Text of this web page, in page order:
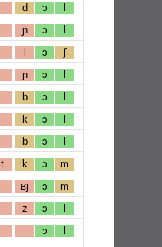
d ɔ l
ɲ ɔ l
l ɔ ʃ
ɲ ɔ l
b ɔ l
k ɔ l
b ɔ l
t k ɔ m
ʁj ɔ m
z ɔ l
ɔ l